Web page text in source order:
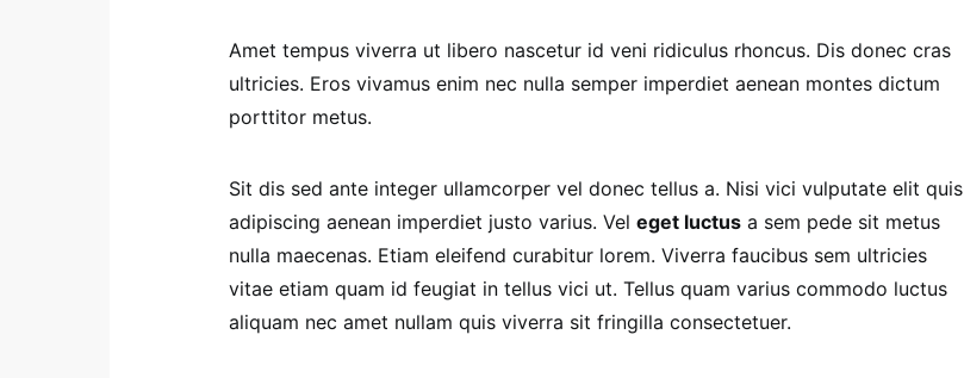
Amet tempus viverra ut libero nascetur id veni ridiculus rhoncus. Dis donec cras
ultricies. Eros vivamus enim nec nulla semper imperdiet aenean montes dictum
porttitor metus.
Sit dis sed ante integer ullamcorper vel donec tellus a. Nisi vici vulputate elit quis
adipiscing aenean imperdiet justo varius. Vel eget luctus a sem pede sit metus
nulla maecenas. Etiam eleifend curabitur lorem. Viverra faucibus sem ultricies
vitae etiam quam id feugiat in tellus vici ut. Tellus quam varius commodo luctus
aliquam nec amet nullam quis viverra sit fringilla consectetuer.